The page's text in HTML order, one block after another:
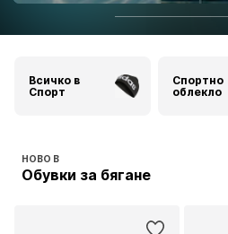
Всичко в
Спорт
Спортно
облекло
НОВО В
Обувки за бягане